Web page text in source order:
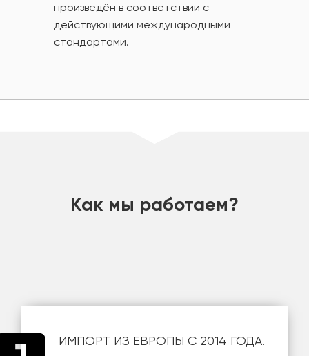
произведён в соответствии с
действующими международными
стандартами.
Как мы работаем?
ИМПОРТ ИЗ ЕВРОПЫ С 2014 ГОДА.